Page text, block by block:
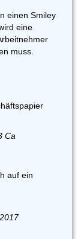
einen Smiley
eine
muss.
Ca
auf ein